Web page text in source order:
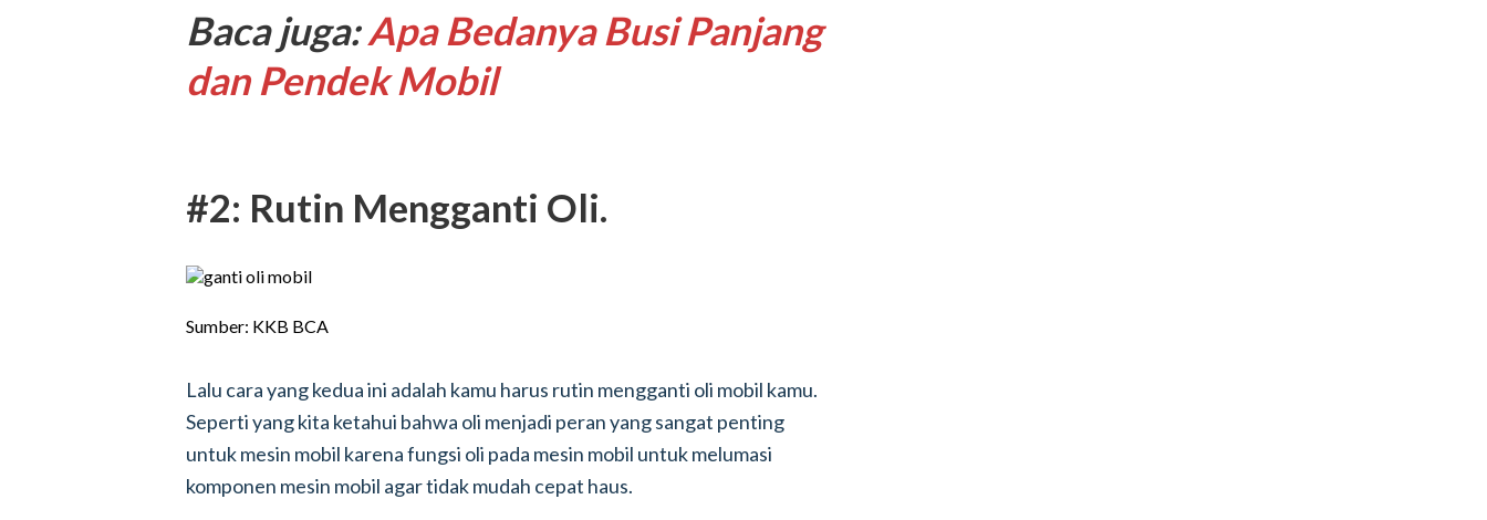
Baca juga:Apa Bedanya Busi Panjang
dan Pendek Mobil
#2: Rutin Mengganti Oli.
Sumber: KKB BCA
Lalu cara yang kedua ini adalah kamu harus rutin mengganti oli mobil kamu.
Seperti yang kita ketahui bahwa oli menjadi peran yang sangat penting
untuk mesin mobil karena fungsi oli pada mesin mobil untuk melumasi
komponen mesin mobil agar tidak mudah cepat haus.